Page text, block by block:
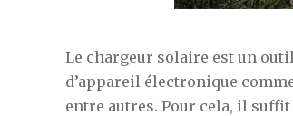
Le chargeur solaire est un
d’appareil électronique
entre autres. Pour cela, il